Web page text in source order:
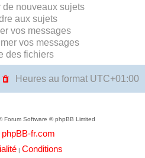
de nouveaux sujets
aux sujets
vos messages
vos messages
des fichiers
Heures au format UTC+01:00
Forum Software © phpBB Limited
phpBB-fr.com
| Conditions